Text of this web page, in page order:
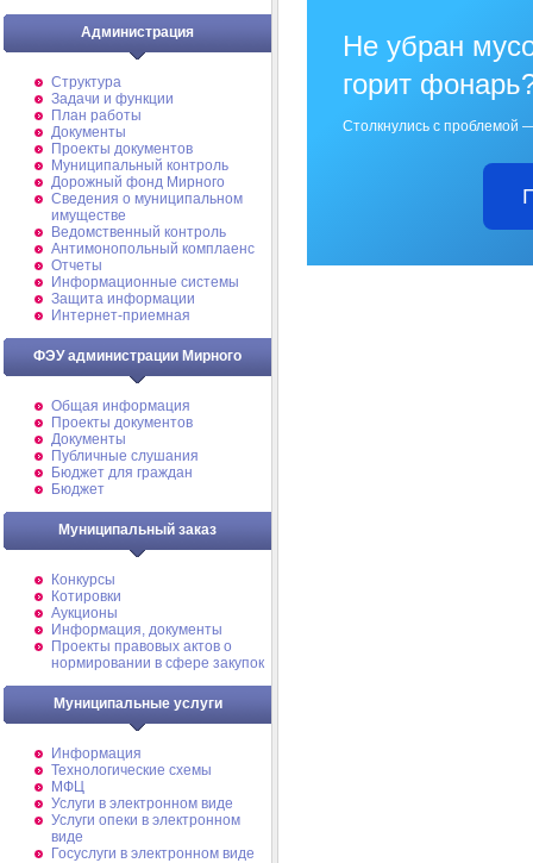
Администрация
Структура
Задачи и функции
План работы
Документы
Проекты документов
Муниципальный контроль
Дорожный фонд Мирного
Cведения о муниципальном
имуществе
Ведомственный контроль
Антимонопольный комплаенс
Отчеты
Информационные системы
Защита информации
Интернет-приемная
ФЭУ администрации Мирного
Общая информация
Проекты документов
Документы
Публичные слушания
Бюджет для граждан
Бюджет
Муниципальный заказ
Конкурсы
Котировки
Аукционы
Информация, документы
Проекты правовых актов о
нормировании в сфере закупок
Муниципальные услуги
Информация
Технологические схемы
МФЦ
Услуги в электронном виде
Услуги опеки в электронном
виде
Госуслуги в электронном виде
Не убран
горит
Столкнулись с проблемой